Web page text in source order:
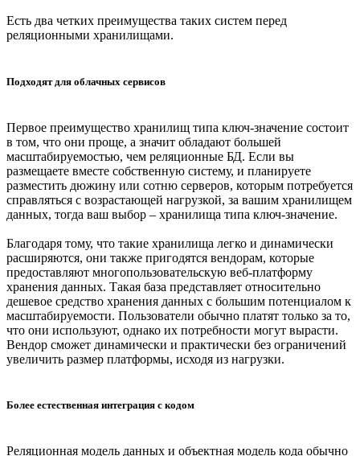
Есть два четких преимущества таких систем перед
реляционными хранилищами.
Подходят для облачных сервисов
Первое преимущество хранилищ типа ключ-значение состоит
в том, что они проще, а значит обладают большей
масштабируемостью, чем реляционные БД. Если вы
размещаете вместе собственную систему, и планируете
разместить дюжину или сотню серверов, которым потребуется
справляться с возрастающей нагрузкой, за вашим хранилищем
данных, тогда ваш выбор – хранилища типа ключ-значение.
Благодаря тому, что такие хранилища легко и динамически
расширяются, они также пригодятся вендорам, которые
предоставляют многопользовательскую веб-платформу
хранения данных. Такая база представляет относительно
дешевое средство хранения данных с большим потенциалом к
масштабируемости. Пользователи обычно платят только за то,
что они используют, однако их потребности могут вырасти.
Вендор сможет динамически и практически без ограничений
увеличить размер платформы, исходя из нагрузки.
Более естественная интеграция с кодом
Реляционная модель данных и объектная модель кода обычно